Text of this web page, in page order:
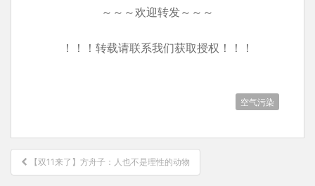
～～～欢迎转发～～～
！！！转载请联系我们获取授权！！！
空气污染
文
章
【双11来了】方舟子：人也不是理性的动物